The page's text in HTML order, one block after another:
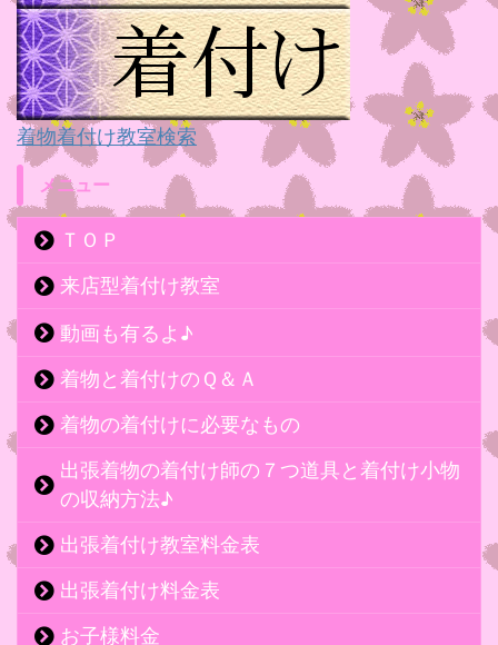
着物着付け教室検索
メニュー
ＴＯＰ
来店型着付け教室
動画も有るよ♪
着物と着付けのＱ＆Ａ
着物の着付けに必要なもの
出張着物の着付け師の７つ道具と着付け小物
の収納方法♪
出張着付け教室料金表
出張着付け料金表
お子様料金